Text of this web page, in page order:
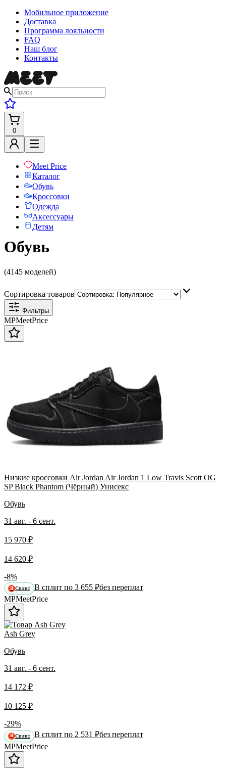
Мобильное приложение
Доставка
Программа лояльности
FAQ
Наш блог
Контакты
0
Meet Price
Каталог
Обувь
Кроссовки
Одежда
Аксессуары
Детям
Обувь
(4145 моделей)
Сортировка товаров
Фильтры
MPMeetPrice
Низкие кроссовки Air Jordan Air Jordan 1 Low Travis Scott OG
SP Black Phantom (Чёрный) Унисекс
Обувь
31 авг. - 6 сент.
15 970 ₽
14 620 ₽
-8%
Я Сплит В сплит по 3 655 ₽без переплат
MPMeetPrice
Ash Grey
Обувь
31 авг. - 6 сент.
14 172 ₽
10 125 ₽
-29%
Я Сплит В сплит по 2 531 ₽без переплат
MPMeetPrice